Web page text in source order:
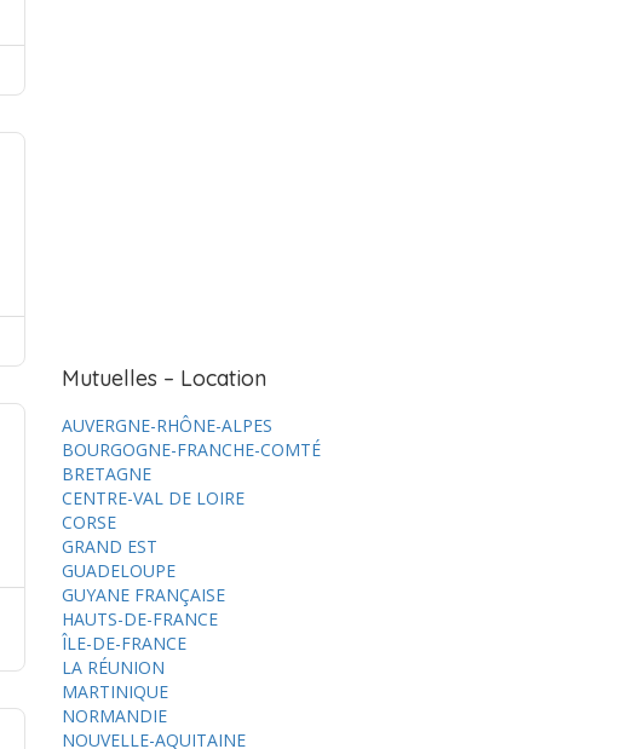
Mutuelles – Location
AUVERGNE-RHÔNE-ALPES
BOURGOGNE-FRANCHE-COMTÉ
BRETAGNE
CENTRE-VAL DE LOIRE
CORSE
GRAND EST
GUADELOUPE
GUYANE FRANÇAISE
HAUTS-DE-FRANCE
ÎLE-DE-FRANCE
LA RÉUNION
MARTINIQUE
NORMANDIE
NOUVELLE-AQUITAINE